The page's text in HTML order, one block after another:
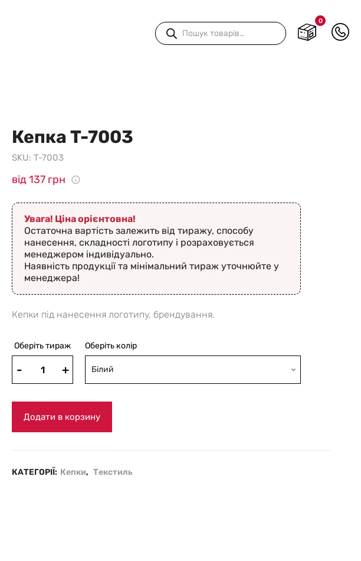
Пошук
товарів
0
Кепка T-7003
SKU: T-7003
від 137 грн
Увага! Ціна орієнтовна!
Остаточна вартість залежить від тиражу, способу
нанесення, складності логотипу і розраховується
менеджером індивідуально.
Наявність продукції та мінімальний тираж уточнюйте у
менеджера!
Кепки під нанесення логотипу, брендування.
Оберіть тираж Оберіть колір
Білий
Додати в корзину
КАТЕГОРІЇ: Кепки, Текстиль